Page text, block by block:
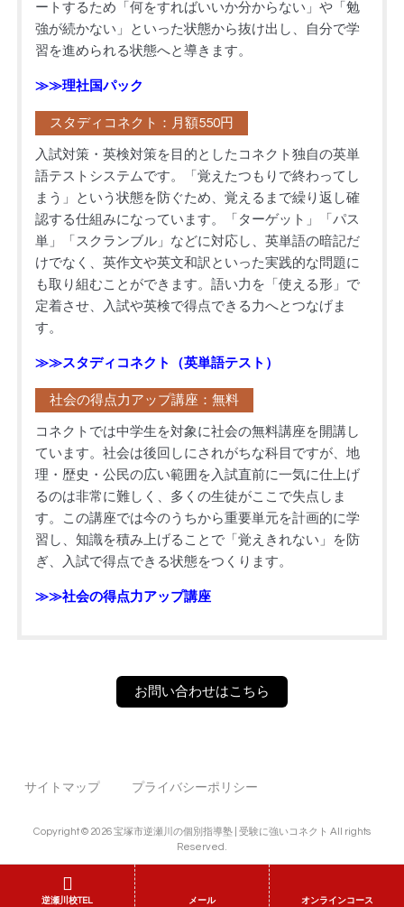
ートするため「何をすればいいか分からない」や「勉
強が続かない」といった状態から抜け出し、自分で学
習を進められる状態へと導きます。
≫≫理社国パック
スタディコネクト：月額550円
入試対策・英検対策を目的としたコネクト独自の英単
語テストシステムです。「覚えたつもりで終わってし
まう」という状態を防ぐため、覚えるまで繰り返し確
認する仕組みになっています。「ターゲット」「パス
単」「スクランブル」などに対応し、英単語の暗記だ
けでなく、英作文や英文和訳といった実践的な問題に
も取り組むことができます。語い力を「使える形」で
定着させ、入試や英検で得点できる力へとつなげま
す。
≫≫スタディコネクト（英単語テスト）
社会の得点力アップ講座：無料
コネクトでは中学生を対象に社会の無料講座を開講し
ています。社会は後回しにされがちな科目ですが、地
理・歴史・公民の広い範囲を入試直前に一気に仕上げ
るのは非常に難しく、多くの生徒がここで失点しま
す。この講座では今のうちから重要単元を計画的に学
習し、知識を積み上げることで「覚えきれない」を防
ぎ、入試で得点できる状態をつくります。
≫≫社会の得点力アップ講座
お問い合わせはこちら
サイトマップ プライバシーポリシー
Copyright © 2026 宝塚市逆瀬川の個別指導塾 | 受験に強いコネクト All rights
Reserved.
逆瀬川校TEL メール オンラインコース